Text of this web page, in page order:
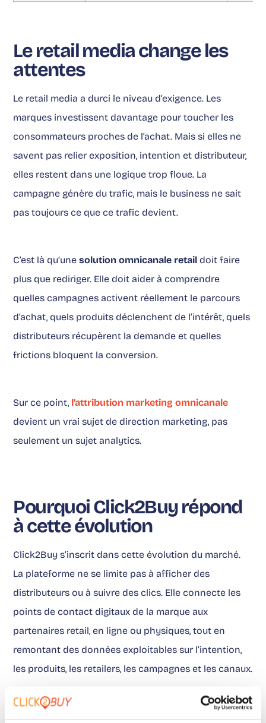
Le retail media change les
attentes
Le retail media a durci le niveau d’exigence. Les
marques investissent davantage pour toucher les
consommateurs proches de l’achat. Mais si elles ne
savent pas relier exposition, intention et distributeur,
elles restent dans une logique trop floue. La
campagne génère du trafic, mais le business ne sait
pas toujours ce que ce trafic devient.
C’est là qu’unesolution omnicanale retail doit faire
plus que rediriger. Elle doit aider à comprendre
quelles campagnes activent réellement le parcours
d’achat, quels produits déclenchent de l’intérêt, quels
distributeurs récupèrent la demande et quelles
frictions bloquent la conversion.
Sur ce point, l’attribution marketing omnicanale
devient un vrai sujet de direction marketing, pas
seulement un sujet analytics.
Pourquoi Click2Buy répond
à cette évolution
Click2Buy s’inscrit dans cette évolution du marché.
La plateforme ne se limite pas à afficher des
distributeurs ou à suivre des clics. Elle connecte les
points de contact digitaux de la marque aux
partenaires retail, en ligne ou physiques, tout en
remontant des données exploitables sur l’intention,
les produits, les retailers, les campagnes et les canaux.